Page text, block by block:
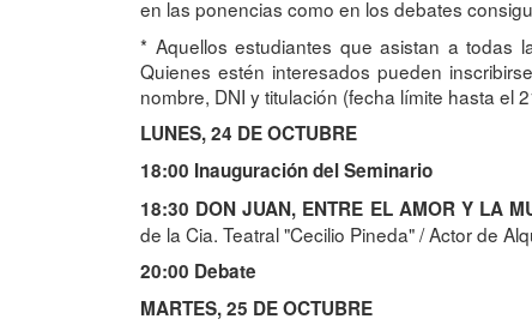
en las ponencias como en los debates
* Aquellos estudiantes que asistan a todas
Quienes estén interesados pueden
nombre, DNI y titulación (fecha límite hasta el
LUNES, 24 DE OCTUBRE
18:00 Inauguración del Seminario
18:30 DON JUAN, ENTRE EL AMOR Y LA
de la Cia. Teatral "Cecilio Pineda" / Actor de
20:00 Debate
MARTES, 25 DE OCTUBRE